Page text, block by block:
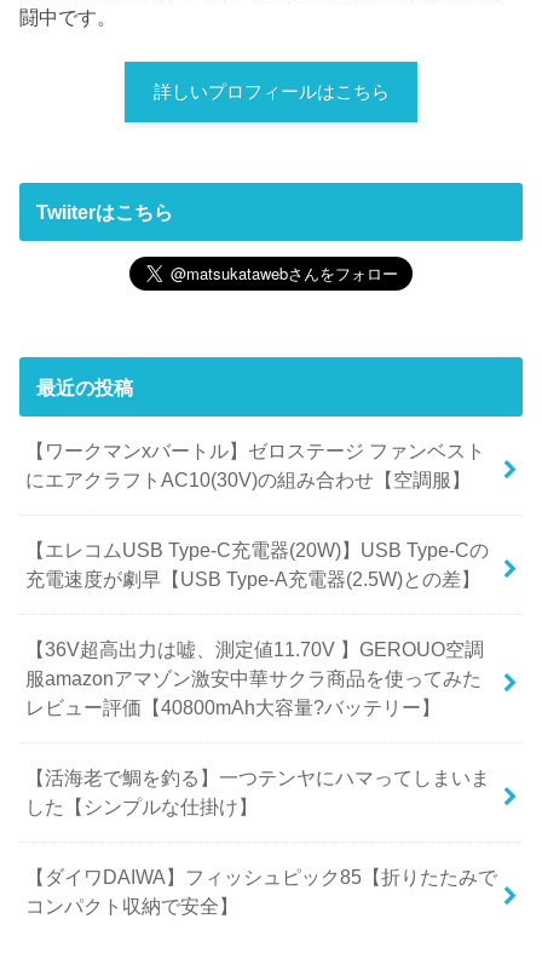
闘中です。
詳しいプロフィールはこちら
Twiiterはこちら
最近の投稿
【ワークマンxバートル】ゼロステージ ファンベスト
にエアクラフトAC10(30V)の組み合わせ【空調服】
【エレコムUSB Type-C充電器(20W)】USB Type-Cの
充電速度が劇早【USB Type-A充電器(2.5W)との差】
【36V超高出力は嘘、測定値11.70V 】GEROUO空調
服amazonアマゾン激安中華サクラ商品を使ってみた
レビュー評価【40800mAh大容量?バッテリー】
【活海老で鯛を釣る】一つテンヤにハマってしまいま
した【シンプルな仕掛け】
【ダイワDAIWA】フィッシュピック85【折りたたみで
コンパクト収納で安全】